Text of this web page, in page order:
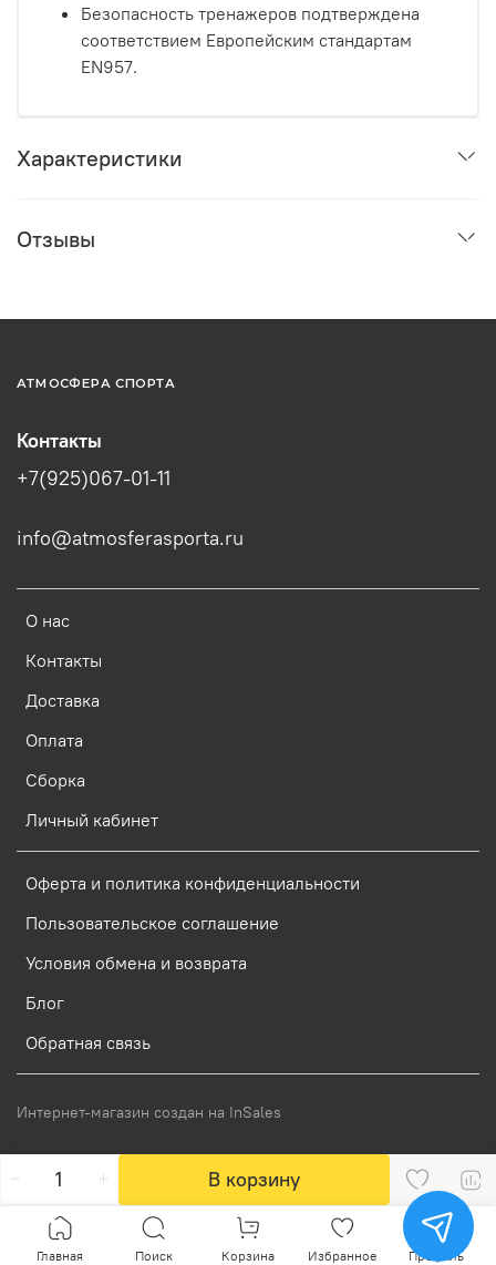
В корзину
Безопасность тренажеров подтверждена
соответствием Европейским стандартам
EN957.
Характеристики
Отзывы
АТМОСФЕРА СПОРТА
О нас
Контакты
Доставка
Оплата
Сборка
Личный кабинет
Оферта и политика конфиденциальности
Пользовательское соглашение
Условия обмена и возврата
Блог
Обратная связь
Контакты
+7(925)067-01-11
info@atmosferasporta.ru
Интернет-магазин создан на InSales
Главная Поиск Корзина Избранное Профиль